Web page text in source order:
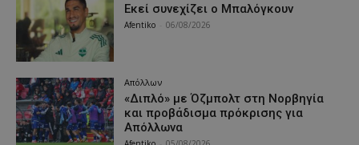
Εκεί συνεχίζει ο Μπαλόγκουν
Afentiko 06/08/2026
Απόλλων
«Διπλό» με Όζμπολτ στη Νορβηγία
και προβάδισμα πρόκρισης για
Απόλλωνα